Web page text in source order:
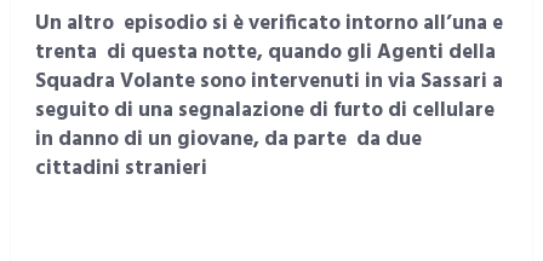
Un altro episodio si è verificato intorno all’una e
trenta di questa notte, quando gli Agenti della
Squadra Volante sono intervenuti in via Sassari a
seguito di una segnalazione di furto di cellulare
in danno di un giovane, da parte da due
cittadini stranieri